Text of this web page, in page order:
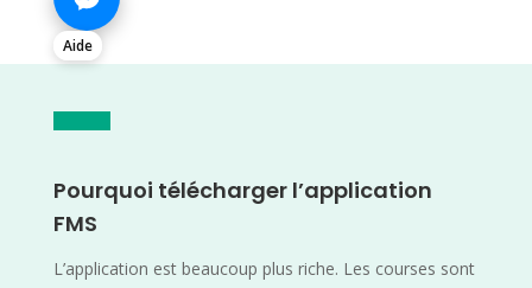
Aide
Pourquoi télécharger l’application
FMS
L’application est beaucoup plus riche. Les courses sont